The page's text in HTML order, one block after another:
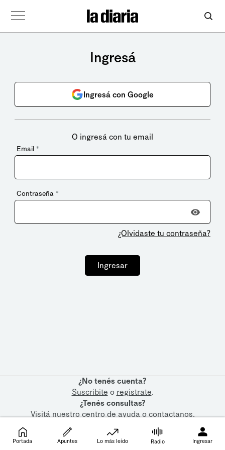
Ingresá
Ingresá con Google
O ingresá con tu email
Email *
Contraseña *
¿Olvidaste tu contraseña?
Ingresar
¿No tenés cuenta?
Suscribite o registrate.
¿Tenés consultas?
Visitá nuestrocentro de ayudaocontactanos.
Portada Apuntes Lo más leído Radio Ingresar